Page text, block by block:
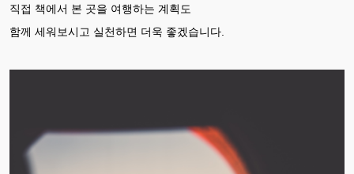
직접 책에서 본 곳을 여행하는 계획도
함께 세워보시고 실천하면 더욱 좋겠습니다.